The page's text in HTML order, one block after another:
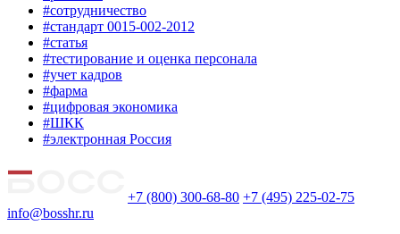
#сотрудничество
#стандарт 0015-002-2012
#статья
#тестирование и оценка персонала
#учет кадров
#фарма
#цифровая экономика
#ШКК
#электронная Россия
+7 (800) 300-68-80 +7 (495) 225-02-75
info@bosshr.ru